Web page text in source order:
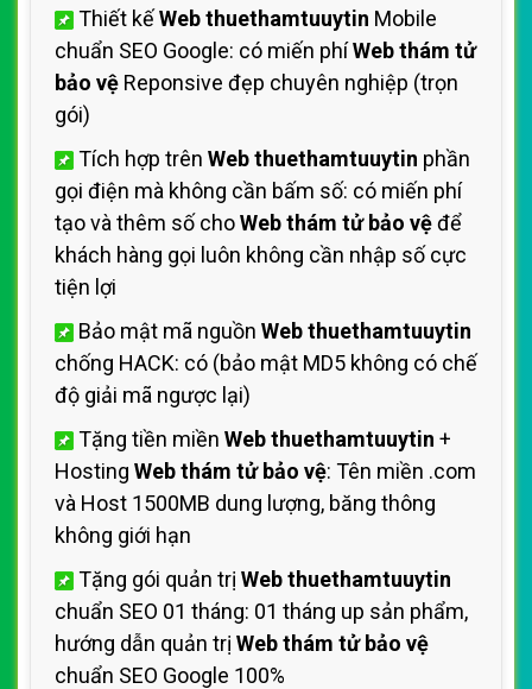
Thiết kếWeb thuethamtuuytin Mobile
chuẩn SEO Google: có miến phíWeb thám tử
bảo vệ Reponsive đẹp chuyên nghiệp (trọn
gói)
Tích hợp trên Web thuethamtuuytin phần
gọi điện mà không cần bấm số: có miến phí
tạo và thêm số choWeb thám tử bảo vệđể
khách hàng gọi luôn không cần nhập số cực
tiện lợi
Bảo mật mã nguồn Web thuethamtuuytin
chống HACK: có (bảo mật MD5 không có chế
độ giải mã ngược lại)
Tặng tiền miền Web thuethamtuuytin +
Hosting Web thám tử bảo vệ: Tên miền .com
và Host 1500MB dung lượng, băng thông
không giới hạn
Tặng gói quản trị Web thuethamtuuytin
chuẩn SEO 01 tháng: 01 tháng up sản phẩm,
hướng dẫn quản trị Web thám tử bảo vệ
chuẩn SEO Google 100%